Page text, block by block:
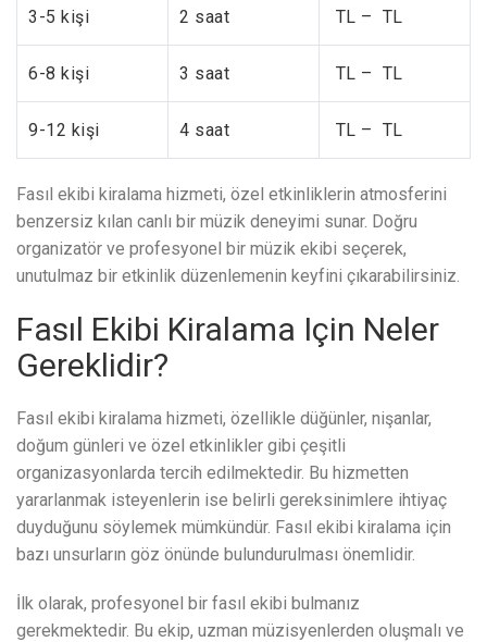
3-5 kişi 2 saat TL – TL
6-8 kişi 3 saat TL – TL
9-12 kişi 4 saat TL – TL
Fasıl ekibi kiralama hizmeti, özel etkinliklerin atmosferini
benzersiz kılan canlı bir müzik deneyimi sunar. Doğru
organizatör ve profesyonel bir müzik ekibi seçerek,
unutulmaz bir etkinlik düzenlemenin keyfini çıkarabilirsiniz.
Fasıl Ekibi Kiralama Için Neler
Gereklidir?
Fasıl ekibi kiralama hizmeti, özellikle düğünler, nişanlar,
doğum günleri ve özel etkinlikler gibi çeşitli
organizasyonlarda tercih edilmektedir. Bu hizmetten
yararlanmak isteyenlerin ise belirli gereksinimlere ihtiyaç
duyduğunu söylemek mümkündür. Fasıl ekibi kiralama için
bazı unsurların göz önünde bulundurulması önemlidir.
İlk olarak, profesyonel bir fasıl ekibi bulmanız
gerekmektedir. Bu ekip, uzman müzisyenlerden oluşmalı ve